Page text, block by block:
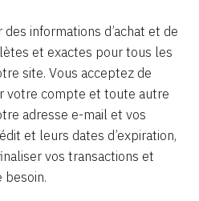
informations d’achat et de
et exactes pour tous les
site. Vous acceptez de
votre compte et toute autre
adresse e-mail et vos
et leurs dates d’expiration,
vos transactions et
besoin.